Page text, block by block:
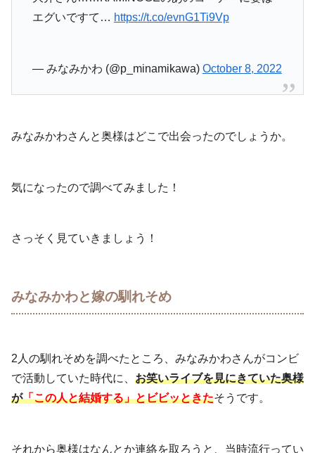
エグいですて… https://t.co/evnG1Ti9Vp
— みなみかわ (@p_minamikawa) October 8, 2022
みなみかわさんと奥様はどこで出会ったのでしょうか。
気になったので調べてみました！
さっそく見ていきましょう！
みなみかわと嫁の馴れそめ
2人の馴れそめを調べたところ、みなみかわさんがコンビ
で活動していた時代に、 お笑いライブを見にきていた奥様
が「この人と結婚する」とビビッときたそうです。
それから奥様はなんとか連絡を取ろうと、当時流行ってい